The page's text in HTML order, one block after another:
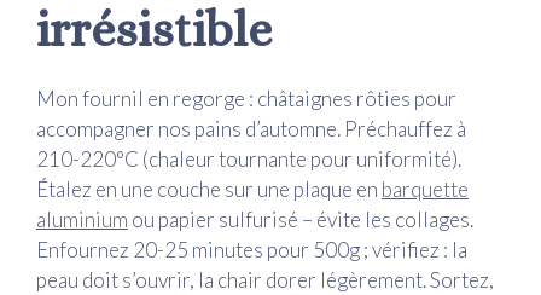
irrésistible
Mon fournil en regorge : châtaignes rôties pour
accompagner nos pains d’automne. Préchauffez à
210-220°C (chaleur tournante pour uniformité).
Étalez en une couche sur une plaque en barquette
aluminium ou papier sulfurisé – évite les collages.
Enfournez 20-25 minutes pour 500g ; vérifiez : la
peau doit s’ouvrir, la chair dorer légèrement. Sortez,